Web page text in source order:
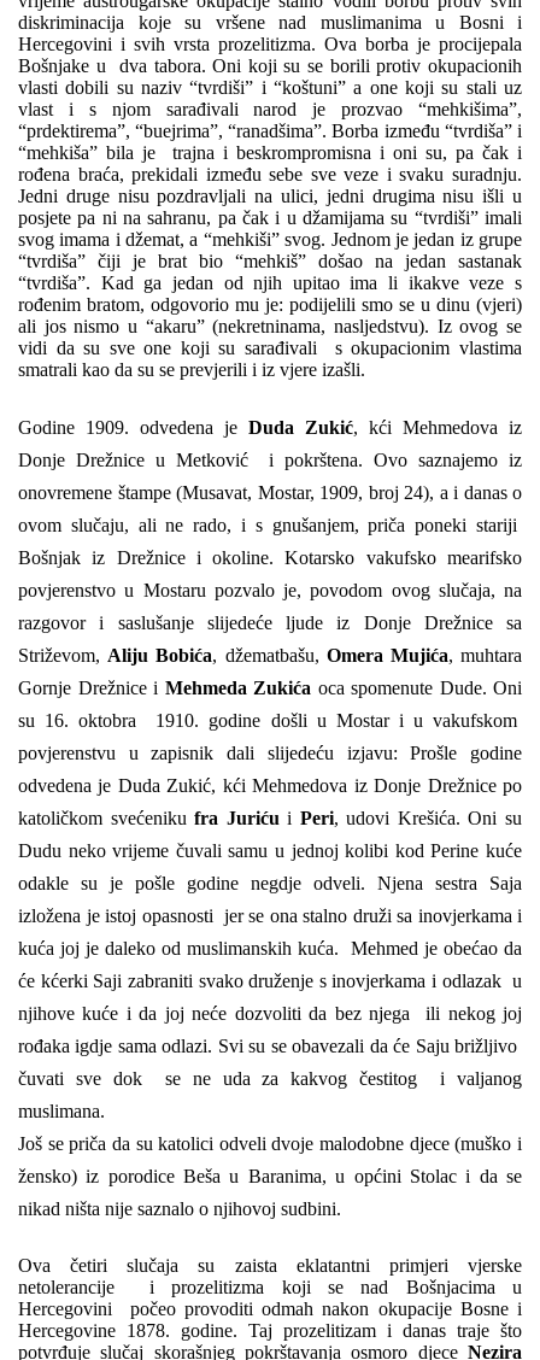
diskriminacija koje su vršene nad muslimanima u Bosni i
Hercegovini i svih vrsta prozelitizma. Ova borba je procijepala
Bošnjake u dva tabora. Oni koji su se borili protiv okupacionih
vlasti dobili su naziv “tvrdiši” i “koštuni” a one koji su stali uz
vlast i s njom sarađivali narod je prozvao “mehkišima”,
“prdektirema”, “buejrima”, “ranadšima”. Borba između “tvrdiša” i
“mehkiša” bila je trajna i beskrompromisna i oni su, pa čak i
rođena braća, prekidali između sebe sve veze i svaku suradnju.
Jedni druge nisu pozdravljali na ulici, jedni drugima nisu išli u
posjete pa ni na sahranu, pa čak i u džamijama su “tvrdiši” imali
svog imama i džemat, a “mehkiši” svog. Jednom je jedan iz grupe
“tvrdiša” čiji je brat bio “mehkiš” došao na jedan sastanak
“tvrdiša”. Kad ga jedan od njih upitao ima li ikakve veze s
rođenim bratom, odgovorio mu je: podijelili smo se u dinu (vjeri)
ali jos nismo u “akaru” (nekretninama, nasljedstvu). Iz ovog se
vidi da su sve one koji su sarađivali s okupacionim vlastima
smatrali kao da su se prevjerili i iz vjere izašli.
Godine 1909. odvedena je Duda Zukić, kći Mehmedova iz
Donje Drežnice u Metković i pokrštena. Ovo saznajemo iz
onovremene štampe (Musavat, Mostar, 1909, broj 24), a i danas o
ovom slučaju, ali ne rado, i s gnušanjem, priča poneki stariji
Bošnjak iz Drežnice i okoline. Kotarsko vakufsko mearifsko
povjerenstvo u Mostaru pozvalo je, povodom ovog slučaja, na
razgovor i saslušanje slijedeće ljude iz Donje Drežnice sa
Striževom, Aliju Bobića, džematbašu, Omera Mujića, muhtara
Gornje Drežnice i Mehmeda Zukića oca spomenute Dude. Oni
su 16. oktobra 1910. godine došli u Mostar i u vakufskom
povjerenstvu u zapisnik dali slijedeću izjavu: Prošle godine
odvedena je Duda Zukić, kći Mehmedova iz Donje Drežnice po
katoličkom svećenikufra Juriću i Peri, udovi Krešića. Oni su
Dudu neko vrijeme čuvali samu u jednoj kolibi kod Perine kuće
odakle su je pošle godine negdje odveli. Njena sestra Saja
izložena je istoj opasnosti jer se ona stalno druži sa inovjerkama i
kuća joj je daleko od muslimanskih kuća. Mehmed je obećao da
će kćerki Saji zabraniti svako druženje s inovjerkama i odlazak u
njihove kuće i da joj neće dozvoliti da bez njega ili nekog joj
rođaka igdje sama odlazi. Svi su se obavezali da će Saju brižljivo
čuvati sve dok se ne uda za kakvog čestitog i valjanog
muslimana.
Još se priča da su katolici odveli dvoje malodobne djece (muško i
žensko) iz porodice Beša u Baranima, u općini Stolac i da se
nikad ništa nije saznalo o njihovoj sudbini.
Ova četiri slučaja su zaista eklatantni primjeri vjerske
netolerancije i prozelitizma koji se nad Bošnjacima u
Hercegovini počeo provoditi odmah nakon okupacije Bosne i
Hercegovine 1878. godine. Taj prozelitizam i danas traje što
potvrđuje slučaj skorašnjeg pokrštavanja osmoro djece Nezira